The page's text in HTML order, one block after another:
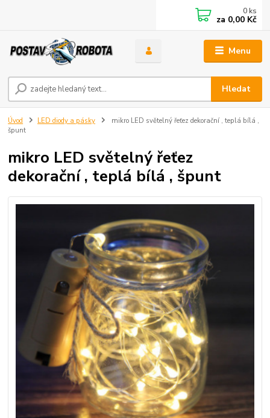
Menu
Hledat
0 ks
za 0,00 Kč
Úvod LED diody a pásky
mikro LED světelný řeťez dekorační , teplá bílá ,
špunt
mikro LED světelný řeťez
dekorační , teplá bílá , špunt